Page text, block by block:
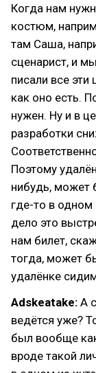
Когда нам
костюм,
там Саша,
сценарист, и
писали все эти
как оно есть.
нужен. Ну и в
разработки
Поэтому
нибудь, может
где-то в одном
дело это
нам билет,
тогда, может
удалёнке
Adskeatake: А
ведётся уже?
был вообще
вроде такой